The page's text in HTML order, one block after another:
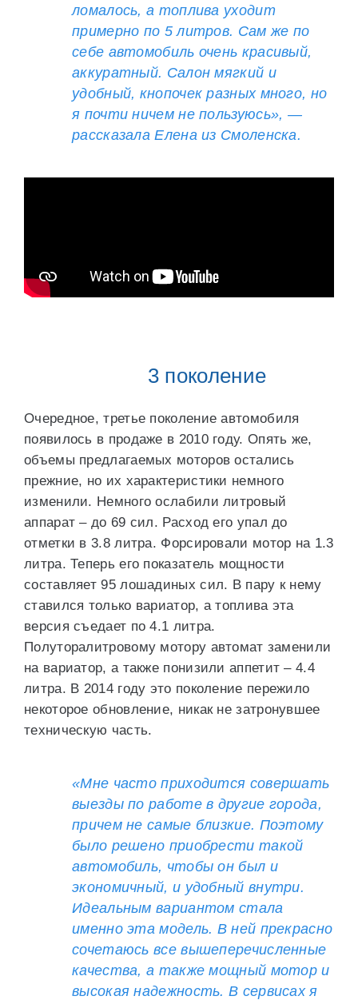
ломалось, а топлива уходит
примерно по 5 литров. Сам же по
себе автомобиль очень красивый,
аккуратный. Салон мягкий и
удобный, кнопочек разных много, но
я почти ничем не пользуюсь», —
рассказала Елена из Смоленска.
3 поколение
Очередное, третье поколение автомобиля
появилось в продаже в 2010 году. Опять же,
объемы предлагаемых моторов остались
прежние, но их характеристики немного
изменили. Немного ослабили литровый
аппарат – до 69 сил. Расход его упал до
отметки в 3.8 литра. Форсировали мотор на 1.3
литра. Теперь его показатель мощности
составляет 95 лошадиных сил. В пару к нему
ставился только вариатор, а топлива эта
версия съедает по 4.1 литра.
Полуторалитровому мотору автомат заменили
на вариатор, а также понизили аппетит – 4.4
литра. В 2014 году это поколение пережило
некоторое обновление, никак не затронувшее
техническую часть.
«Мне часто приходится совершать
выезды по работе в другие города,
причем не самые близкие. Поэтому
было решено приобрести такой
автомобиль, чтобы он был и
экономичный, и удобный внутри.
Идеальным вариантом стала
именно эта модель. В ней прекрасно
сочетаюсь все вышеперечисленные
качества, а также мощный мотор и
высокая надежность. В сервисах я